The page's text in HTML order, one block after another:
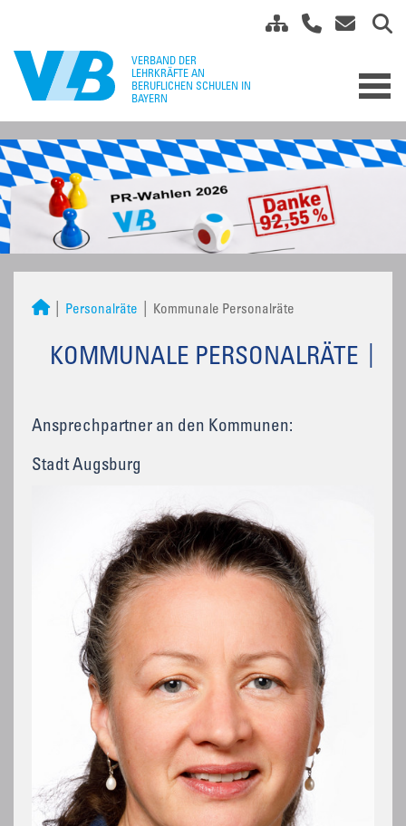
Personalräte Kommunale Personalräte
KOMMUNALE PERSONALRÄTE
Ansprechpartner an den Kommunen:
Stadt Augsburg